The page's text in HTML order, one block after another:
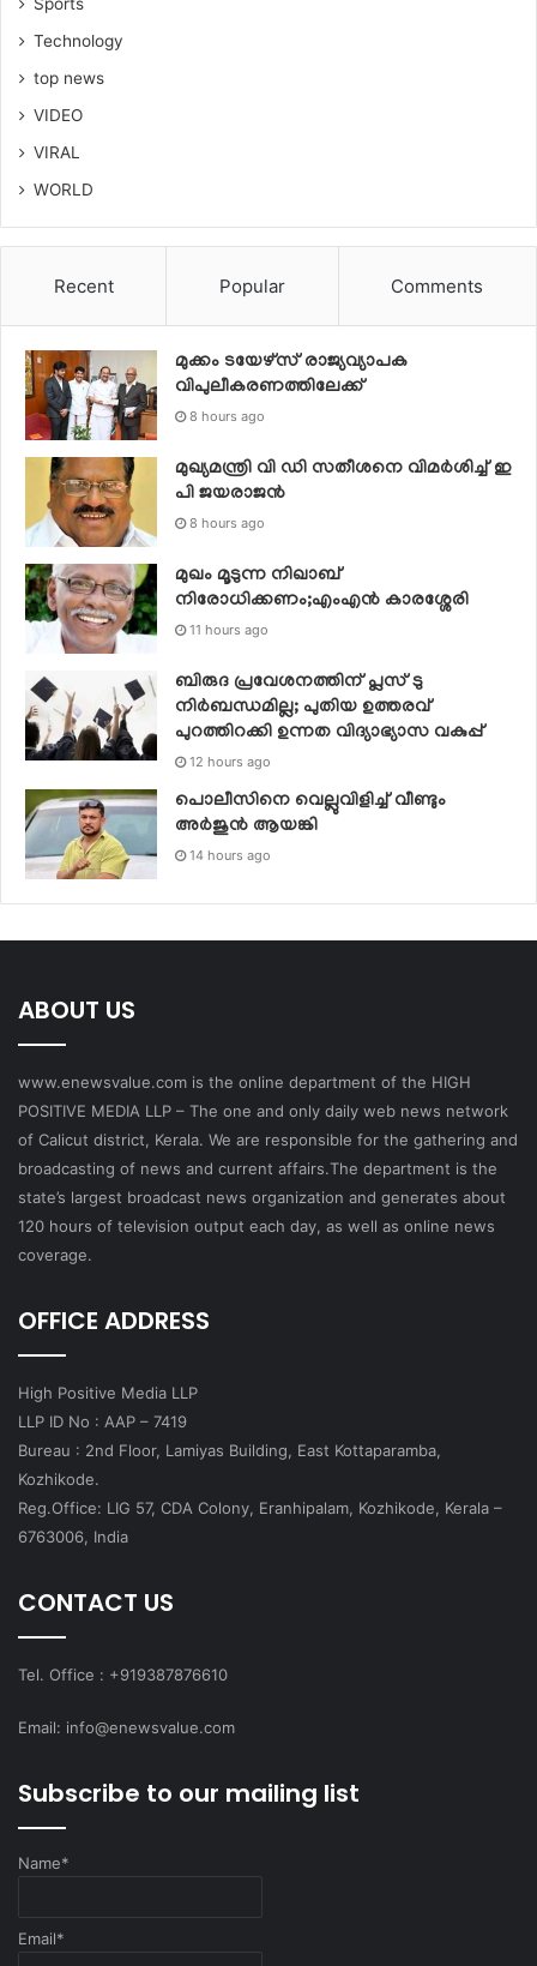
Technology
top news
VIDEO
VIRAL
WORLD
Recent Popular Comments
മുക്കം ടയേഴ്സ് രാജ്യവ്യാപക
വിപുലീകരണത്തിലേക്ക്
8 hours ago
മുഖ്യമന്ത്രി വി ഡി സതീശനെ വിമര്‍ശിച്ച് ഇ
പി ജയരാജന്‍
8 hours ago
മുഖം മൂടുന്ന നിഖാബ്
നിരോധിക്കണം;എംഎൻ കാരശ്ശേരി
11 hours ago
ബിരുദ പ്രവേശനത്തിന് പ്ലസ് ടു
നിര്‍ബന്ധമില്ല; പുതിയ ഉത്തരവ്
പുറത്തിറക്കി ഉന്നത വിദ്യാഭ്യാസ വകുപ്പ്
12 hours ago
പൊലീസിനെ വെല്ലുവിളിച്ച് വീണ്ടും
അർജുൻ ആയങ്കി
14 hours ago
ABOUT US
www.enewsvalue.com is the online department of the HIGH
POSITIVE MEDIA LLP – The one and only daily web news network
of Calicut district, Kerala. We are responsible for the gathering and
broadcasting of news and current affairs.The department is the
state’s largest broadcast news organization and generates about
120 hours of television output each day, as well as online news
coverage.
OFFICE ADDRESS
High Positive Media LLP
LLP ID No : AAP – 7419
Bureau : 2nd Floor, Lamiyas Building, East Kottaparamba,
Kozhikode.
Reg.Office: LIG 57, CDA Colony, Eranhipalam, Kozhikode, Kerala –
6763006, India
CONTACT US
Tel. Office : +919387876610
Email: info@enewsvalue.com
Subscribe to our mailing list
Name*
Email*